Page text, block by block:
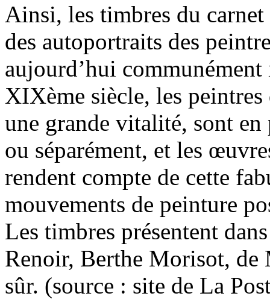
Ainsi, les timbres du
des autoportraits des
aujourd’hui
XIXème siècle, les
une grande vitalité, sont en
ou séparément, et les
rendent compte de cette
mouvements de peinture
Les timbres présentent
Renoir, Berthe Morisot, de
sûr. (source : site de La